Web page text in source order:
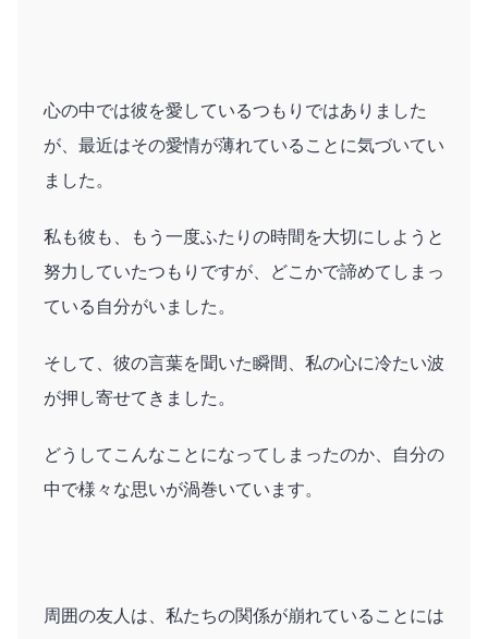
心の中では彼を愛しているつもりではありました
が、最近はその愛情が薄れていることに気づいてい
ました。
私も彼も、もう一度ふたりの時間を大切にしようと
努力していたつもりですが、どこかで諦めてしまっ
ている自分がいました。
そして、彼の言葉を聞いた瞬間、私の心に冷たい波
が押し寄せてきました。
どうしてこんなことになってしまったのか、自分の
中で様々な思いが渦巻いています。
周囲の友人は、私たちの関係が崩れていることには